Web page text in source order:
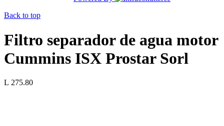
Back to top
Filtro separador de agua motor
Cummins ISX Prostar Sorl
L 275.80